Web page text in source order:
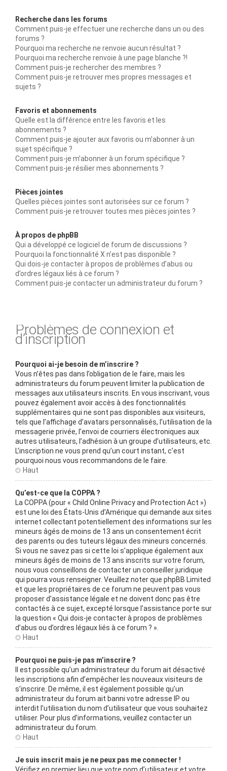
Recherche dans les forums
Comment puis-je effectuer une recherche dans un ou des
forums ?
Pourquoi ma recherche ne renvoie aucun résultat ?
Pourquoi ma recherche renvoie à une page blanche ?!
Comment puis-je rechercher des membres ?
Comment puis-je retrouver mes propres messages et
sujets ?
Favoris et abonnements
Quelle est la différence entre les favoris et les
abonnements ?
Comment puis-je ajouter aux favoris ou m’abonner à un
sujet spécifique ?
Comment puis-je m’abonner à un forum spécifique ?
Comment puis-je résilier mes abonnements ?
Pièces jointes
Quelles pièces jointes sont autorisées sur ce forum ?
Comment puis-je retrouver toutes mes pièces jointes ?
À propos de phpBB
Qui a développé ce logiciel de forum de discussions ?
Pourquoi la fonctionnalité X n’est pas disponible ?
Qui dois-je contacter à propos de problèmes d’abus ou
d’ordres légaux liés à ce forum ?
Comment puis-je contacter un administrateur du forum ?
Problèmes de connexion et
d’inscription
Pourquoi ai-je besoin de m’inscrire ?
Vous n’êtes pas dans l’obligation de le faire, mais les
administrateurs du forum peuvent limiter la publication de
messages aux utilisateurs inscrits. En vous inscrivant, vous
pouvez également avoir accès à des fonctionnalités
supplémentaires qui ne sont pas disponibles aux visiteurs,
tels que l’affichage d’avatars personnalisés, l’utilisation de la
messagerie privée, l’envoi de courriers électroniques aux
autres utilisateurs, l’adhésion à un groupe d’utilisateurs, etc.
L’inscription ne vous prend qu’un court instant, c’est
pourquoi nous vous recommandons de le faire.
Haut
Qu’est-ce que la COPPA ?
La COPPA (pour « Child Online Privacy and Protection Act »)
est une loi des États-Unis d’Amérique qui demande aux sites
internet collectant potentiellement des informations sur les
mineurs âgés de moins de 13 ans un consentement écrit
des parents ou des tuteurs légaux des mineurs concernés.
Si vous ne savez pas si cette loi s’applique également aux
mineurs âgés de moins de 13 ans inscrits sur votre forum,
nous vous conseillons de contacter un conseiller juridique
qui pourra vous renseigner. Veuillez noter que phpBB Limited
et que les propriétaires de ce forum ne peuvent pas vous
proposer d’assistance légale et ne doivent donc pas être
contactés à ce sujet, excepté lorsque l’assistance porte sur
la question « Qui dois-je contacter à propos de problèmes
d’abus ou d’ordres légaux liés à ce forum ? ».
Haut
Pourquoi ne puis-je pas m’inscrire ?
Il est possible qu’un administrateur du forum ait désactivé
les inscriptions afin d’empêcher les nouveaux visiteurs de
s’inscrire. De même, il est également possible qu’un
administrateur du forum ait banni votre adresse IP ou
interdit l’utilisation du nom d’utilisateur que vous souhaitez
utiliser. Pour plus d’informations, veuillez contacter un
administrateur du forum.
Haut
Je suis inscrit mais je ne peux pas me connecter !